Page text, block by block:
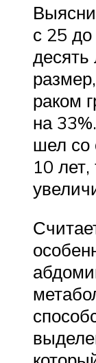
с 25
десять
раком
на
шел со
10